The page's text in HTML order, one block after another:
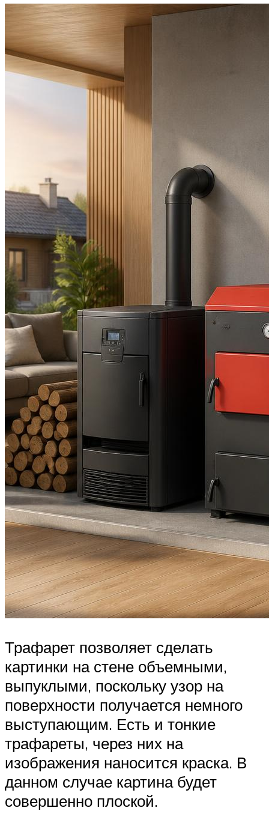
Трафарет позволяет сделать
картинки на стене объемными,
выпуклыми, поскольку узор на
поверхности получается немного
выступающим. Есть и тонкие
трафареты, через них на
изображения наносится краска. В
данном случае картина будет
совершенно плоской.